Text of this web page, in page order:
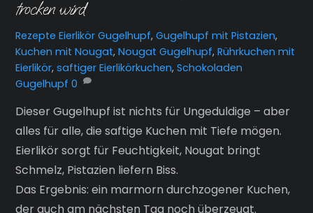
trocken wird
Rezepte Eierlikör Gugelhupf,Gugelhupf mit Pistazien,
Kuchen mit Nougat,Nougat Gugelhupf,Rührkuchen mit
Eierlikör,saftiger Eierlikörkuchen,Schokoladen
Gugelhupf 0
Dieser Gugelhupf ist nichts für Ungeduldige – aber
alles für alle, die saftige Kuchen mit Tiefe mögen.
Eierlikör sorgt für Feuchtigkeit, Nougat bringt
Schmelz, Pistazien liefern Biss.
Das Ergebnis: ein marmorn durchzogener Kuchen,
der auch am nächsten Tag noch überzeugt.